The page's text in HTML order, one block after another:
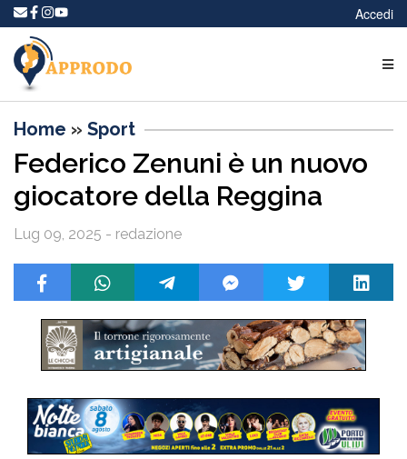
Accedi
Home » Sport
Federico Zenuni è un nuovo
giocatore della Reggina
Lug 09, 2025 - redazione